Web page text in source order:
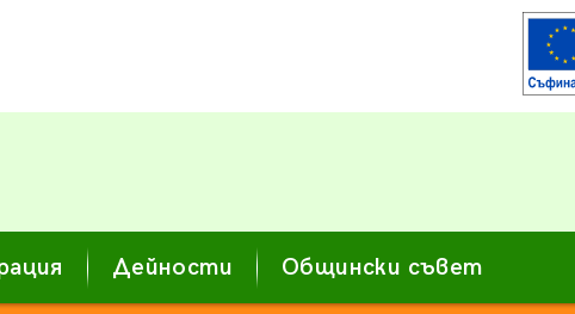
Дейности Общински съвет